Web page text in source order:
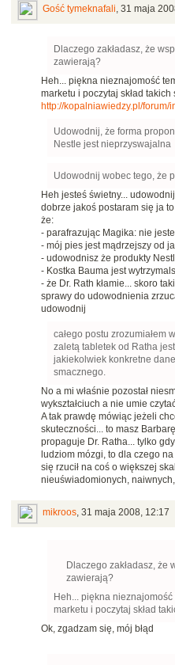
Gość tymeknafali, 31 maja
Dlaczego zakładasz, że
zawierają?
Heh... piękna nieznajomość
marketu i poczytaj skład takich
http://kopalniawiedzy.pl/
Udowodnij, że forma
Nestle jest nieprzyswajalna
Udowodnij wobec tego, że
Heh jesteś świetny...
dobrze jakoś postaram się ja
że:
- parafrazując Magika: nie
- mój pies jest mądrzejszy od
- udowodnisz że produkty
- Kostka Bauma jest
- że Dr. Rath kłamie... skoro
sprawy do udowodnienia
udowodnij
całego postu zrozumiałem
zaletą tabletek od Ratha
jakiekolwiek konkretne
smacznego.
No a mi właśnie pozostał
wykształciuch a nie umie
A tak prawdę mówiąc jeżeli
skuteczności... to masz
propaguje Dr. Ratha... tylko
ludziom mózgi, to dla czego
się rzucił na coś o większej
nieuświadomionych,
mikroos, 31 maja 2008, 12:17
Dlaczego zakładasz, że
zawierają?
Heh... piękna
marketu i poczytaj skład
Ok, zgadzam się, mój błąd